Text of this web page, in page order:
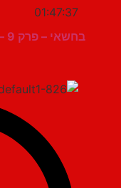
01:47:37
בחשאי – פרק 9 – רון חיון x אמירם טובים